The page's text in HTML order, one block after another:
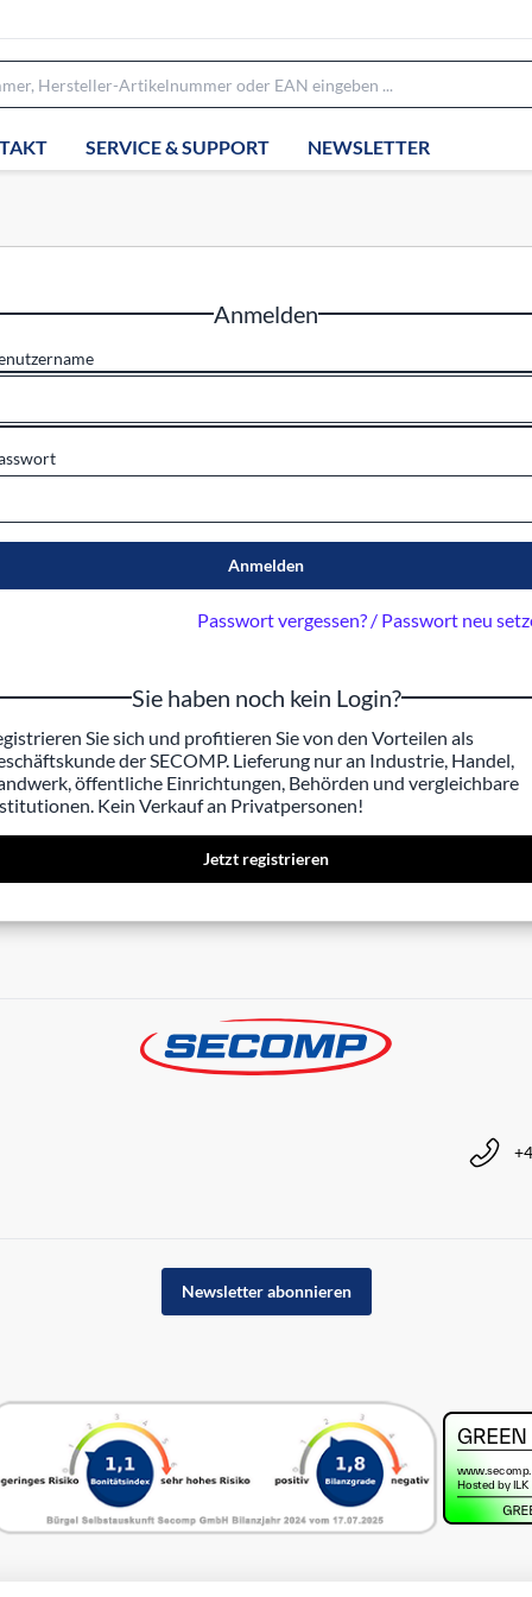
SERVICE & SUPPORT NEWSLETTER
Anmelden
Anmelden
Passwort vergessen? / Passwort neu
Sie haben noch kein Login?
Sie sich und profitieren Sie von den Vorteilen als
der SECOMP. Lieferung nur an Industrie, Handel,
öffentliche Einrichtungen, Behörden und vergleichbare
Kein Verkauf an Privatpersonen!
Jetzt registrieren
Newsletter abonnieren